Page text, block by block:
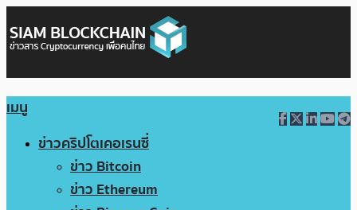
เมนู
ข่าวคริปโตเคอเรนซี่
ข่าว Bitcoin
ข่าว Ethereum